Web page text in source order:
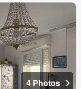
4 Photos